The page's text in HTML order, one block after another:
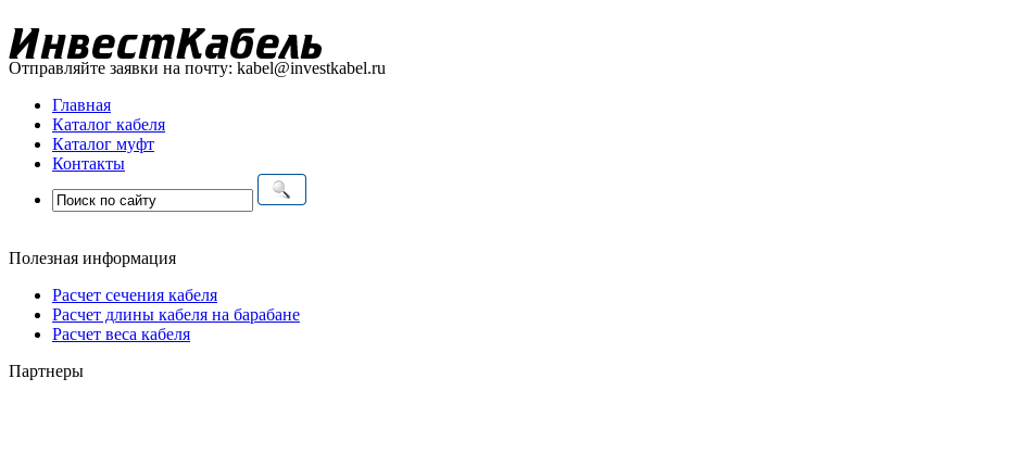
Отправляйте заявки на почту: kabel@investkabel.ru
Главная
Каталог кабеля
Каталог муфт
Контакты
Полезная информация
Расчет сечения кабеля
Расчет длины кабеля на барабане
Расчет веса кабеля
Партнеры